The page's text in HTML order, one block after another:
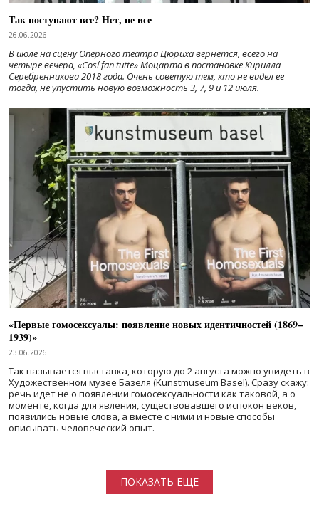
Так поступают все? Нет, не все
26.06.2026
В июле на сцену Оперного театра Цюриха вернется, всего на
четыре вечера, «Cosí fan tutte» Моцарта в постановке Кирилла
Серебренникова 2018 года. Очень советую тем, кто не видел ее
тогда, не упустить новую возможность 3, 7, 9 и 12 июля.
«Первые гомосексуалы: появление новых идентичностей (1869–
1939)»
23.06.2026
Так называется выставка, которую до 2 августа можно увидеть в
Художественном музее Базеля (Kunstmuseum Basel). Сразу скажу:
речь идет не о появлении гомосексуальности как таковой, а о
моменте, когда для явления, существовавшего испокон веков,
появились новые слова, а вместе с ними и новые способы
описывать человеческий опыт.
ПОКАЗАТЬ ЕЩЕ